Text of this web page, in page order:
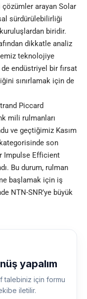
arayan Solar
sürdürülebilirliği
biridir.
dikkatle analiz
teknolojiye
endüstriyel bir fırsat
sınırlamak için de
Piccard
mili rulmanları
ve geçtiğimiz Kasım
son
Impulse Efficient
Bu durum, rulman
başlamak için iş
NTN-SNR’ye büyük
yapalım
talebiniz için formu
iletilir.